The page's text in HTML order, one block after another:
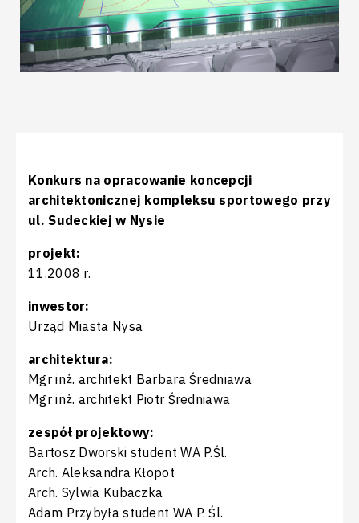
Konkurs na opracowanie koncepcji
architektonicznej kompleksu sportowego przy
ul. Sudeckiej w Nysie
projekt:
11.2008 r.
inwestor:
Urząd Miasta Nysa
architektura:
Mgr inż. architekt Barbara Średniawa
Mgr inż. architekt Piotr Średniawa
zespół projektowy:
Bartosz Dworski student WA P.Śl.
Arch. Aleksandra Kłopot
Arch. Sylwia Kubaczka
Adam Przybyła student WA P. Śl.